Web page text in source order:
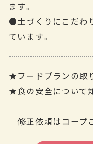
ます。
●土づくりにこだわ
ています。
★フードプランの取
★食の安全について
修正依頼はコープ